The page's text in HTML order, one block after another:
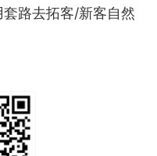
汗熊
普拉雅
路去拓客/新客自然